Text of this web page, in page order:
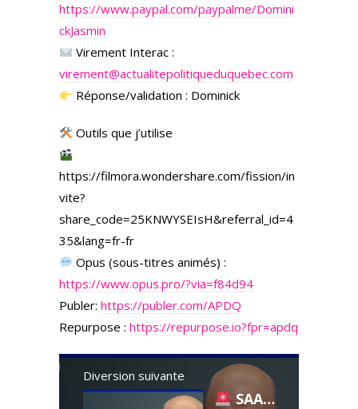
https://www.paypal.com/paypalme/Domini
ckJasmin
Virement Interac :
virement@actualitepolitiqueduquebec.com
Réponse/validation : Dominick
Outils que j’utilise
https://filmora.wondershare.com/fission/in
vite?
share_code=25KNWYSEIsH&referral_id=4
35&lang=fr-fr
Opus (sous-titres animés) :
https://www.opus.pro/?via=f84d94
Publer: https://publer.com/APDQ
Repurpose : https://repurpose.io?fpr=apdq
Diversion suivante
SAAQ : des vice-présidents soignés au privé pendant que les Québécois n'ont pas de médecin !